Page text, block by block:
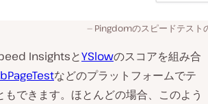
Pingdomのスピードテスト
InsightsとYSlowのスコアを組み合
などのプラットフォームでテ
もできます。ほとんどの場合、このよう